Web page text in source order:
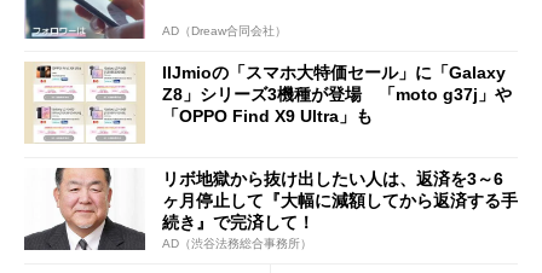
AD（Dreaw合同会社）
IIJmioの「スマホ大特価セール」に「Galaxy
Z8」シリーズ3機種が登場 「moto g37j」や
「OPPO Find X9 Ultra」も
リボ地獄から抜け出したい人は、返済を3～6
ヶ月停止して『大幅に減額してから返済する手
続き』で完済して！
AD（渋谷法務総合事務所）